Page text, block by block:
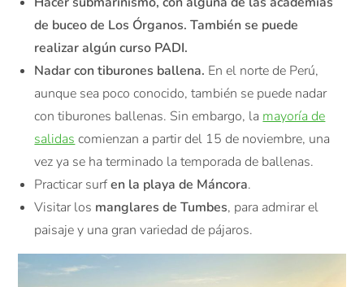
de buceo de Los Órganos. También se puede
realizar algún curso PADI.
Nadar con tiburones ballena. En el norte de Perú,
aunque sea poco conocido, también se puede nadar
con tiburones ballenas. Sin embargo, lamayoría de
salidascomienzan a partir del 15 de noviembre, una
vez ya se ha terminado la temporada de ballenas.
Practicar surfen la playa de Máncora.
Visitar los manglares de Tumbes, para admirar el
paisaje y una gran variedad de pájaros.